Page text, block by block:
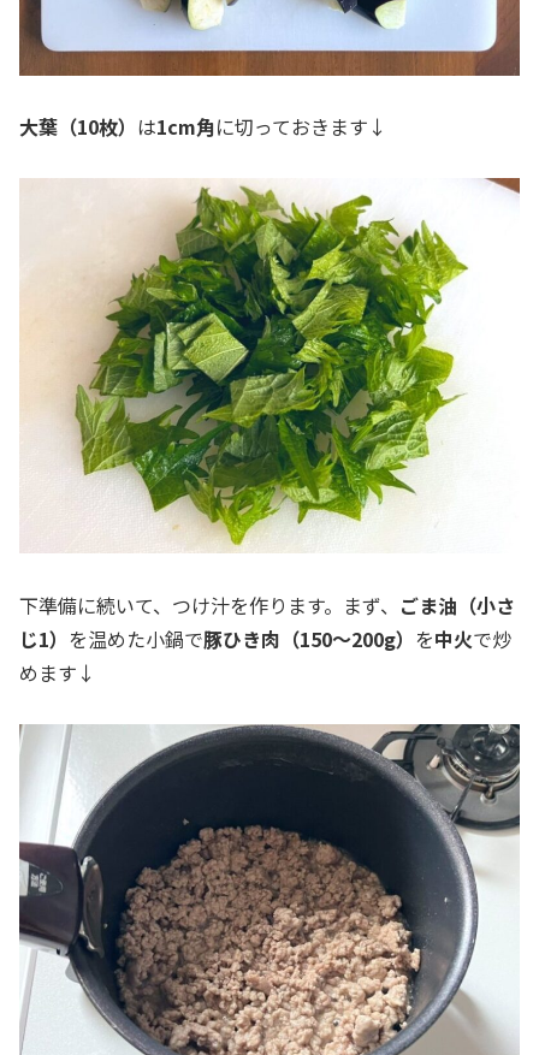
大葉（10枚） は1cm角に切っておきます↓
下準備に続いて、つけ汁を作ります。まず、 ごま油（小さ
じ1） を温めた小鍋で豚ひき肉（150～200g） を中火で炒
めます↓